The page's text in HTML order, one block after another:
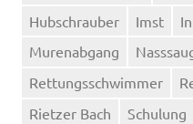
Hubschrauber
Imst
Murenabgang
Rettungsschwimmer
Rietzer Bach
Schulung